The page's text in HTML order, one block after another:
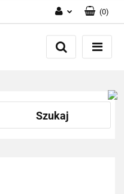
Zaloguj się
Zarejestruj się
(0)
Szukaj